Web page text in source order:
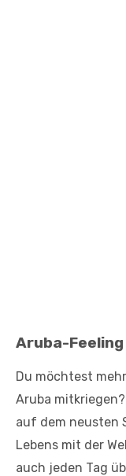
Aruba-
Du möchtest
Aruba
auf dem neusten
Lebens mit der
auch jeden Tag